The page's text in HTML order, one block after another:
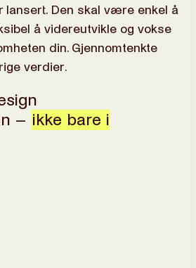
lansert. Den skal være enkel å
å videreutvikle og vokse
din. Gjennomtenkte
verdier.
– ikke bare i